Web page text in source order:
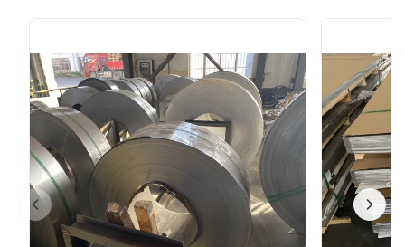
năng chống ăn mòn, sức mạnh, độ bền,và ngoại hình
thẩm mỹ.Có sẵn trong các loại bao gồm 201, 304, ...